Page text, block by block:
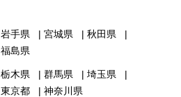
岩手県 宮城県
秋田県
福島県
栃木県 群馬県
埼玉県
東京都 神奈川県